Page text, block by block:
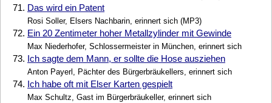
71. Das wird ein Patent
Rosi Soller, Elsers Nachbarin, erinnert sich (MP3)
72. Ein 20 Zentimeter hoher Metallzylinder mit Gewinde
Max Niederhofer, Schlossermeister in München, erinnert sich
73. Ich sagte dem Mann, er sollte die Hose ausziehen
Anton Payerl, Pächter des Bürgerbräukellers, erinnert sich
74. Ich habe oft mit Elser Karten gespielt
Max Schultz, Gast im Bürgerbräukeller, erinnert sich